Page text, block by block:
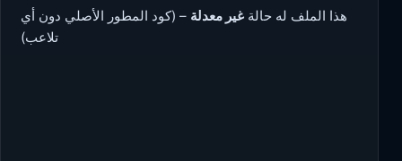
هذا الملف له حالة غير معدلة – (كود المطور الأصلي دون أي
تلاعب)